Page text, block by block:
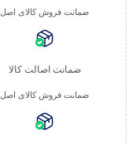
ضمانت فروش کالای اصل
ضمانت اصالت کالا
ضمانت فروش کالای اصل